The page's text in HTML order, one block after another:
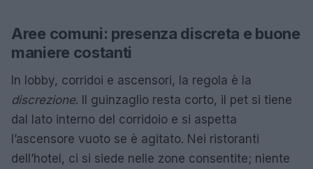
Aree comuni: presenza discreta e buone
maniere costanti
In lobby, corridoi e ascensori, la regola è la
discrezione. Il guinzaglio resta corto, il pet si tiene
dal lato interno del corridoio e si aspetta
l’ascensore vuoto se è agitato. Nei ristoranti
dell’hotel, ci si siede nelle zone consentite; niente